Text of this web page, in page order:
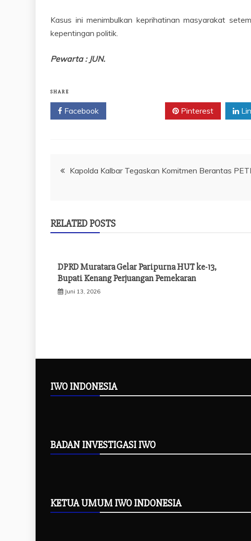
Kasus ini menimbulkan keprihatinan masyarakat
kepentingan politik.
Pewarta : JUN.
SHARE
Facebook Pinterest
Navigasi
Kapolda Kalbar Tegaskan Komitmen Berantas
RELATED POSTS
DPRD Muratara Gelar Paripurna HUT ke-13,
Bupati Kenang Perjuangan Pemekaran
Juni 13, 2026
IWO INDONESIA
BADAN INVESTIGASI IWO
KETUA UMUM IWO INDONESIA